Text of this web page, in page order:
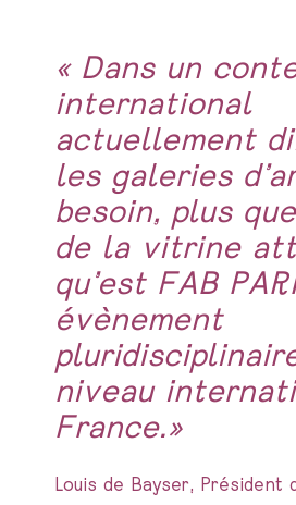
« Dans un
international
actuellement
les galeries
besoin, plus
de la vitrine
qu’est FAB
évènement
niveau
France.»
Louis de Bayser, Président